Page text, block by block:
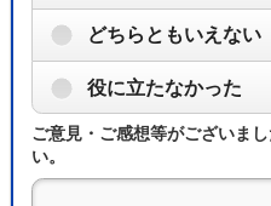
どちらともいえない
役に立たなかった
ご意見・ご感想等がございま
い。